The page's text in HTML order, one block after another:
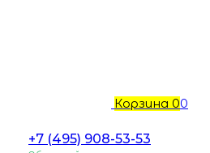
Корзина 00
+7 (495) 908-53-53